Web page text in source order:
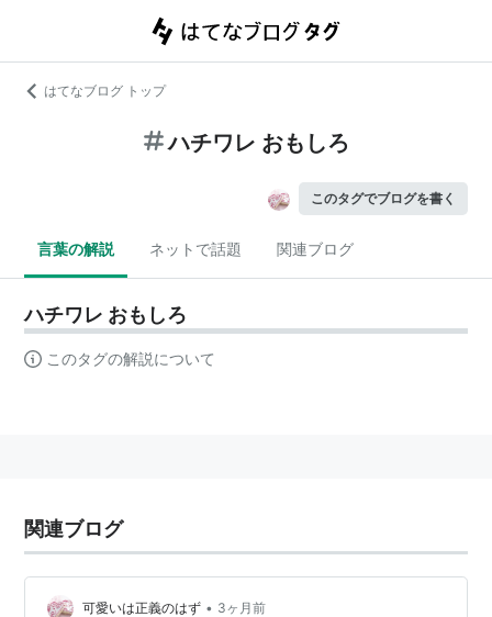
はてなブログ トップ
ハチワレ おもしろ
このタグでブログを書く
言葉の解説 ネットで話題 関連ブログ
ハチワレ おもしろ
このタグの解説について
関連ブログ
可愛いは正義のはず • 3ヶ月前